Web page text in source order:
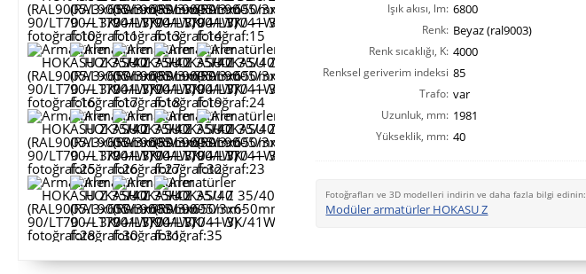
Işık akısı, lm: 6800
Renk: Beyaz (ral9003)
Renk sıcaklığı, K: 4000
Renksel geriverim indeksi
CRI(Ra):
85
Trafo: var
Uzunluk, mm: 1981
Yükseklik, mm: 40
Fotoğrafları ve 3D modelleri indirin ve daha fazla bilgi edinin:
Modüler armatürler HOKASU Z